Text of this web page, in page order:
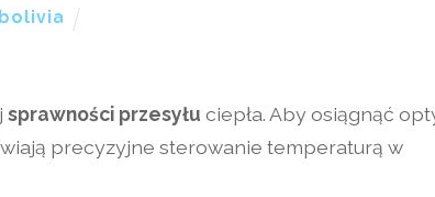
sprawności przesyłu ciepła. Aby osiągnąć
precyzyjne sterowanie temperaturą w